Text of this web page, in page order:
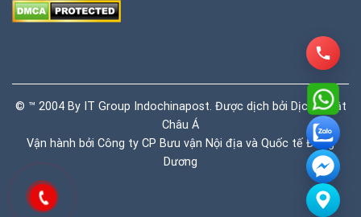
© ™ 2004 By IT Group Indochinapost. Được dịch bởi Dịch thuật
Châu Á
Vận hành bởi Công ty CP Bưu vận Nội địa và Quốc tế Đông
Dương